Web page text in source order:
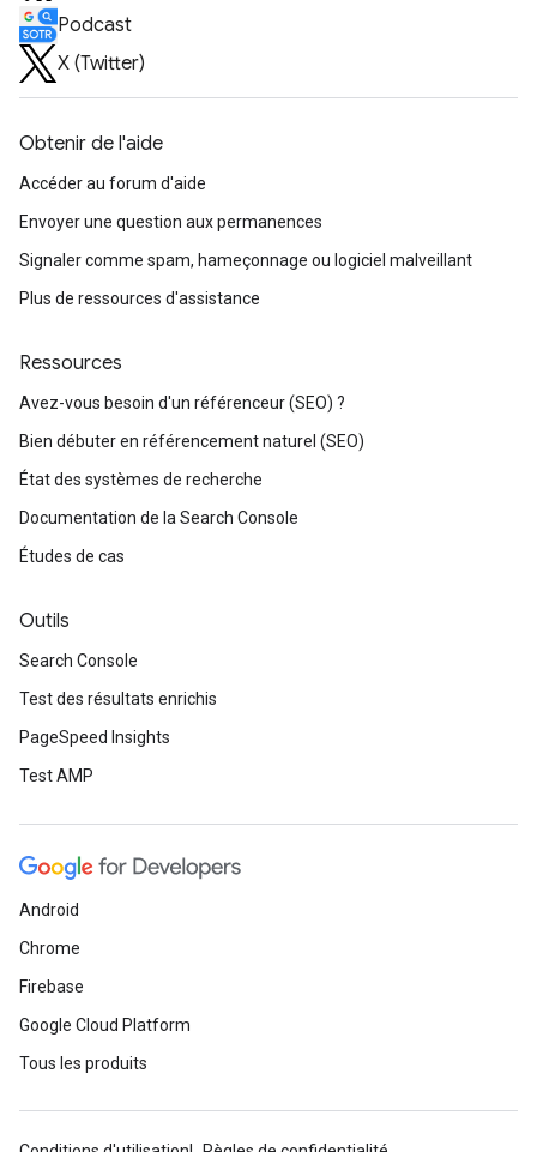
Podcast
X (Twitter)
Obtenir de l'aide
Accéder au forum d'aide
Envoyer une question aux permanences
Signaler comme spam, hameçonnage ou logiciel malveillant
Plus de ressources d'assistance
Ressources
Avez-vous besoin d'un référenceur (SEO) ?
Bien débuter en référencement naturel (SEO)
État des systèmes de recherche
Documentation de la Search Console
Études de cas
Outils
Search Console
Test des résultats enrichis
PageSpeed Insights
Test AMP
Android
Chrome
Firebase
Google Cloud Platform
Tous les produits